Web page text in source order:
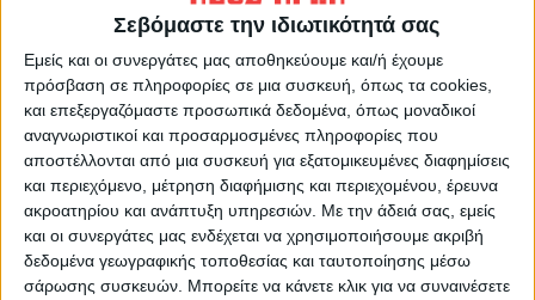
Σεβόμαστε την ιδιωτικότητά σας
Εμείς και οι συνεργάτες μας αποθηκεύουμε και/ή έχουμε
πρόσβαση σε πληροφορίες σε μια συσκευή, όπως τα cookies,
και επεξεργαζόμαστε προσωπικά δεδομένα, όπως μοναδικοί
αναγνωριστικοί και προσαρμοσμένες πληροφορίες που
αποστέλλονται από μια συσκευή για εξατομικευμένες διαφημίσεις
και περιεχόμενο, μέτρηση διαφήμισης και περιεχομένου, έρευνα
ακροατηρίου και ανάπτυξη υπηρεσιών. Με την άδειά σας, εμείς
και οι συνεργάτες μας ενδέχεται να χρησιμοποιήσουμε ακριβή
δεδομένα γεωγραφικής τοποθεσίας και ταυτοποίησης μέσω
σάρωσης συσκευών. Μπορείτε να κάνετε κλικ για να συναινέσετε
VIDEO ΤΗΣ ΘΕΣΣΑΛΙΑΣ
Οι 9 άξονες Κουρέτα για να "σωθεί" η
Θεσσαλία από την λειψυδρία